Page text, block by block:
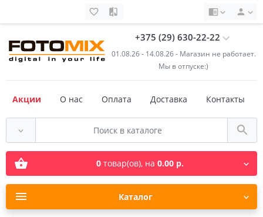
+375 (29) 630-22-22
01.08.26 - 14.08.26 - Магазин не работает.
Мы в отпуске:)
Акции О нас Оплата Доставка Контакты
0товар(ов), на 0.00 р.
Каталог